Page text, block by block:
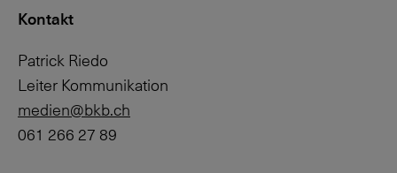
Kontakt
Patrick Riedo
Leiter Kommunikation
medien@bkb.ch
061 266 27 89